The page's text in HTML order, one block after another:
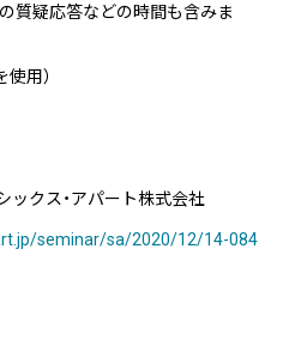
お知らせ
質疑応答などの時間も含みま
用）
ックス・アパート株式会社
seminar/sa/2020/12/14-084